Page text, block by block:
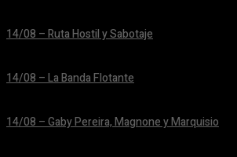
14/08 – Ruta Hostil y Sabotaje
14/08 – La Banda Flotante
14/08 – Gaby Pereira, Magnone y Marquisio